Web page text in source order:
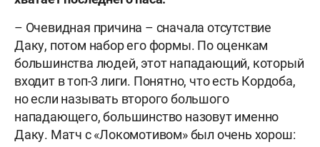
– Очевидная причина – сначала отсутствие
Даку, потом набор его формы. По оценкам
большинства людей, этот нападающий, который
входит в топ-3 лиги. Понятно, что есть Кордоба,
но если называть второго большого
нападающего, большинство назовут именно
Даку. Матч с «Локомотивом» был очень хорош: